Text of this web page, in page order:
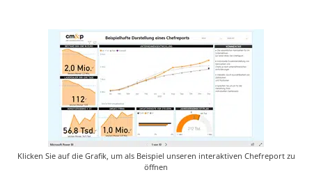
Klicken Sie auf die Grafik, um als Beispiel unseren interaktiven Chefreport zu
öffnen